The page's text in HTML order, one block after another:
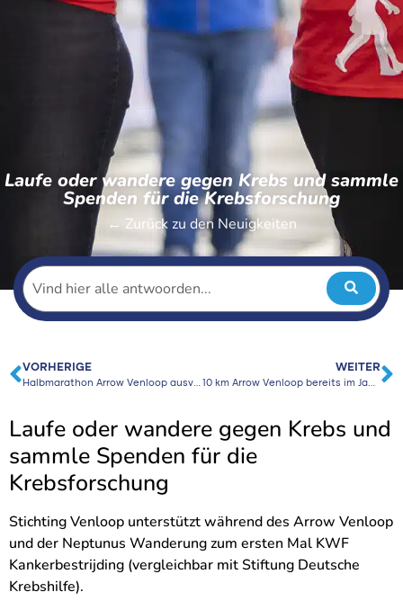
Laufe oder wandere gegen Krebs und sammle
Spenden für die Krebsforschung
← Zurück zu den Neuigkeiten
VORHERIGE
Halbmarathon Arrow Venloop ausverkauft!
WEITER
10 km Arrow Venloop bereits im Januar ausverkauft!
Laufe oder wandere gegen Krebs und
sammle Spenden für die
Krebsforschung
Stichting Venloop unterstützt während des Arrow Venloop
und der Neptunus Wanderung zum ersten Mal KWF
Kankerbestrijding (vergleichbar mit Stiftung Deutsche
Krebshilfe).